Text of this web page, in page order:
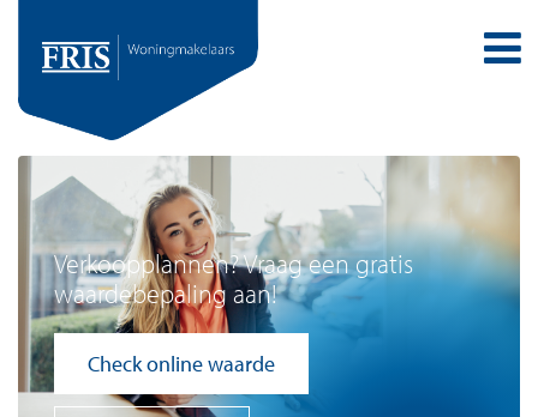
Verkoopplannen? Vraag een gratis
waardebepaling aan!
Check online waarde